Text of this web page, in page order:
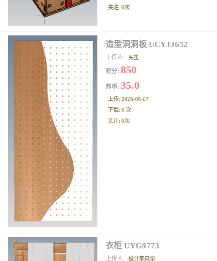
关注: 0次
造型洞洞板 UCYJJ652
上传人: 茺笙
积分:850
邦币: 35.0
上传: 2026-08-07
下载: 0 次
关注: 0次
衣柜 UYG9773
上传人: 设计李森华